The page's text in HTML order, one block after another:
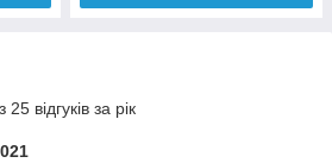
відгуків за рік